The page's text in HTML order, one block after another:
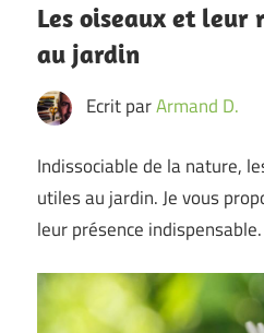
Les oiseaux et leur
au jardin
Ecrit parArmand D.
Indissociable de la nature,
utiles au jardin. Je vous
leur présence indispensable.